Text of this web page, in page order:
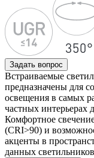
Задать вопрос
Встраиваемые
предназначены для
освещения в самых
частных интерьерах
Комфортное
(CRI>90) и
акценты в
данных